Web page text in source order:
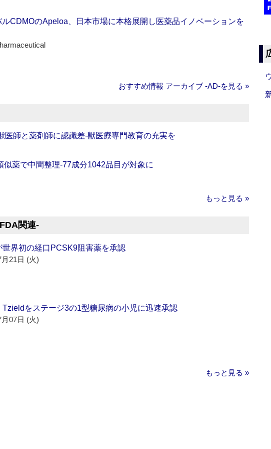
ルCDMOのApeloa、日本市場に本格展開し医薬品イノベーションを
おすすめ情報 アーカイブ ‐AD‐を見る »
医師と薬剤師に認識差‐獣医療専門教育の充実を
似薬で中間整理‐77成分1042品目が対象に
もっと見る »
関連‐
世界初の経口PCSK9阻害薬を承認
21日 (火)
Tzieldをステージ3の1型糖尿病の小児に迅速承認
07日 (火)
もっと見る »